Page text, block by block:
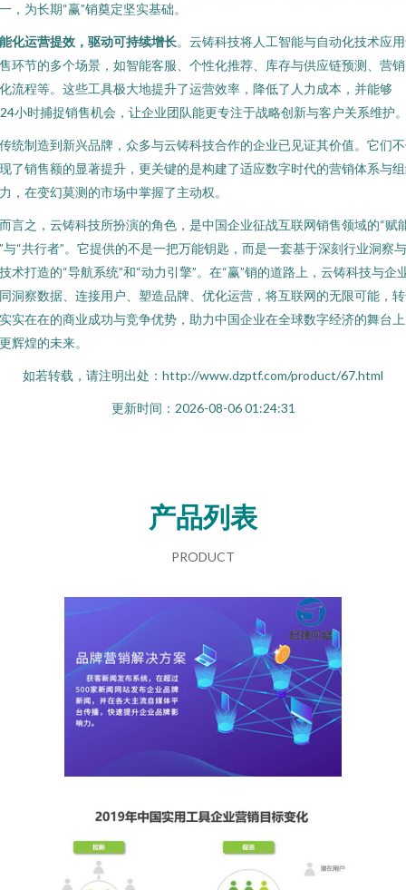
，为长期“赢”销奠定坚实基础。
化运营提效，驱动可持续增长。云铸科技将人工智能与自动化技术应
环节的多个场景，如智能客服、个性化推荐、库存与供应链预测、营
流程等。这些工具极大地提升了运营效率，降低了人力成本，并能够
小时捕捉销售机会，让企业团队能更专注于战略创新与客户关系维护
统制造到新兴品牌，众多与云铸科技合作的企业已见证其价值。它们
了销售额的显著提升，更关键的是构建了适应数字时代的营销体系与
，在变幻莫测的市场中掌握了主动权。
言之，云铸科技所扮演的角色，是中国企业征战互联网销售领域的“赋
与“共行者”。它提供的不是一把万能钥匙，而是一套基于深刻行业洞察
术打造的“导航系统”和“动力引擎”。在“赢”销的道路上，云铸科技与企
洞察数据、连接用户、塑造品牌、优化运营，将互联网的无限可能，
实在在的商业成功与竞争优势，助力中国企业在全球数字经济的舞台
辉煌的未来。
如若转载，请注明出处：http://www.dzptf.com/product/67.html
更新时间：2026-08-06 01:24:31
产品列表
PRODUCT